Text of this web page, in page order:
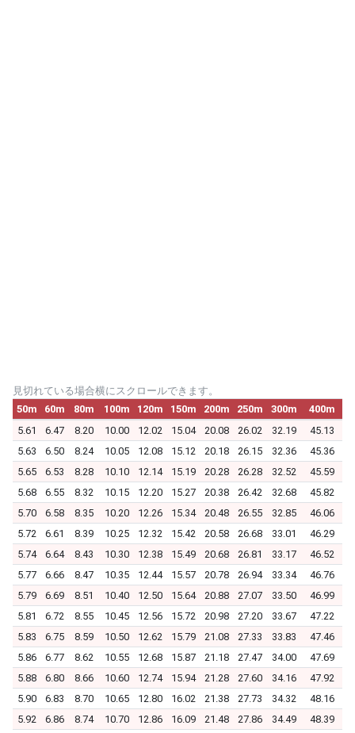
見切れている場合横にスクロールできます。
50m
60m 80m 100m 120m 150m 200m 250m 300m
400m
5.61
6.47 8.20 10.00 12.02 15.04 20.08 26.02 32.19
45.13
5.63
6.50 8.24 10.05 12.08 15.12 20.18 26.15 32.36
45.36
5.65
6.53 8.28 10.10 12.14 15.19 20.28 26.28 32.52
45.59
5.68
6.55 8.32 10.15 12.20 15.27 20.38 26.42 32.68
45.82
5.70
6.58 8.35 10.20 12.26 15.34 20.48 26.55 32.85
46.06
5.72
6.61 8.39 10.25 12.32 15.42 20.58 26.68 33.01
46.29
5.74
6.64 8.43 10.30 12.38 15.49 20.68 26.81 33.17
46.52
5.77
6.66 8.47 10.35 12.44 15.57 20.78 26.94 33.34
46.76
5.79
6.69 8.51 10.40 12.50 15.64 20.88 27.07 33.50
46.99
5.81
6.72 8.55 10.45 12.56 15.72 20.98 27.20 33.67
47.22
5.83
6.75 8.59 10.50 12.62 15.79 21.08 27.33 33.83
47.46
5.86
6.77 8.62 10.55 12.68 15.87 21.18 27.47 34.00
47.69
5.88
6.80 8.66 10.60 12.74 15.94 21.28 27.60 34.16
47.92
5.90
6.83 8.70 10.65 12.80 16.02 21.38 27.73 34.32
48.16
5.92
6.86 8.74 10.70 12.86 16.09 21.48 27.86 34.49
48.39